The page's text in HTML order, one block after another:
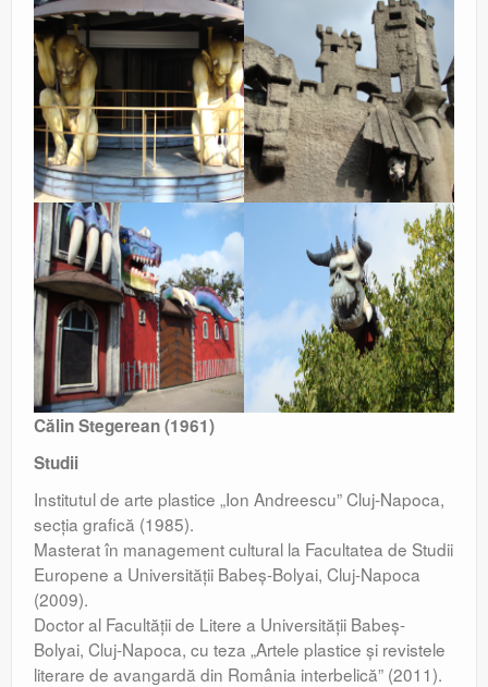
Călin Stegerean (1961)
Studii
Institutul de arte plastice „Ion Andreescu” Cluj-Napoca,
secţia grafică (1985).
Masterat în management cultural la Facultatea de Studii
Europene a Universităţii Babeş-Bolyai, Cluj-Napoca
(2009).
Doctor al Facultăţii de Litere a Universităţii Babeş-
Bolyai, Cluj-Napoca, cu teza „Artele plastice şi revistele
literare de avangardă din România interbelică” (2011).